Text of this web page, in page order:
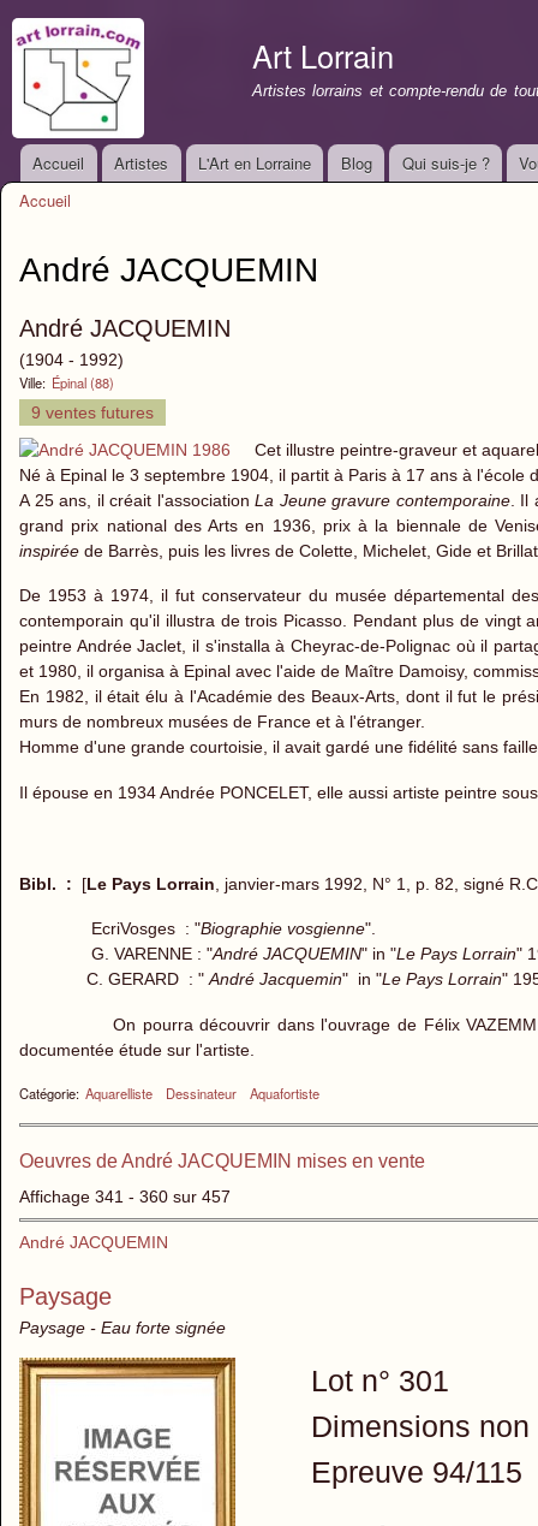
Art Lorrain
Artistes lorrains et compte-rendu de
Menu principal
Accueil Artistes L'Art en Lorraine Blog Qui suis-je ?
Accueil
André JACQUEMIN
André JACQUEMIN
(1904 - 1992)
Ville: Épinal (88)
9 ventes futures
Cet illustre peintre-graveur et
Né à Epinal le 3 septembre 1904, il partit à Paris à 17 ans à
A 25 ans, il créait l'association La Jeune gravure contemporaine. Il
grand prix national des Arts en 1936, prix à la biennale de
inspirée de Barrès, puis les livres de Colette, Michelet, Gide et
De 1953 à 1974, il fut conservateur du musée départemental
contemporain qu'il illustra de trois Picasso. Pendant plus de
peintre Andrée Jaclet, il s'installa à Cheyrac-de-Polignac où il
et 1980, il organisa à Epinal avec l'aide de Maître Damoisy,
En 1982, il était élu à l'Académie des Beaux-Arts, dont il fut le
murs de nombreux musées de France et à l'étranger.
Homme d'une grande courtoisie, il avait gardé une fidélité sans
Il épouse en 1934 Andrée PONCELET, elle aussi artiste peintre
Bibl. : [Le Pays Lorrain , janvier-mars 1992, N° 1, p. 82, signé
EcriVosges : "Biographie vosgienne".
G. VARENNE : "André JACQUEMIN" in "Le Pays Lorrain"
C. GERARD : "André Jacquemin" in "Le Pays Lorrain"
On pourra découvrir dans l'ouvrage de Félix
documentée étude sur l'artiste.
Catégorie: Aquarelliste Dessinateur Aquafortiste
Oeuvres de André JACQUEMIN mises en vente
Affichage 341 - 360 sur 457
André JACQUEMIN
Paysage
Paysage - Eau forte signée
Lot n° 301
Dimensions
Epreuve 94/115